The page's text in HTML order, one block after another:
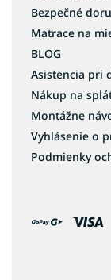
Bezpečné
Matrace na
BLOG
Asistencia pri
Nákup na
Montážne
Vyhlásenie o
Podmienky